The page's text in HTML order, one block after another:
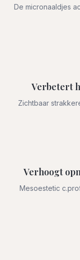
De micronaaldjes
Verbetert
Zichtbaar
Verhoogt
Mesoestetic